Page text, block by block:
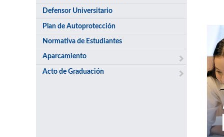
Defensor Universitario
Plan de Autoprotección
Normativa de Estudiantes
Aparcamiento
Acto de Graduación